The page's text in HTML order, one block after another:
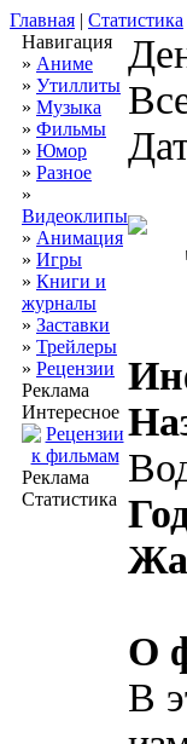
Главная | Статистика
Навигация
» Аниме
» Утиллиты
» Музыка
» Фильмы
» Юмор
» Разное
»
Видеоклипы
» Анимация
» Игры
» Книги и
журналы
» Заставки
» Трейлеры
» Рецензии
Реклама
Интересное
Реклама
Статистика
О
В